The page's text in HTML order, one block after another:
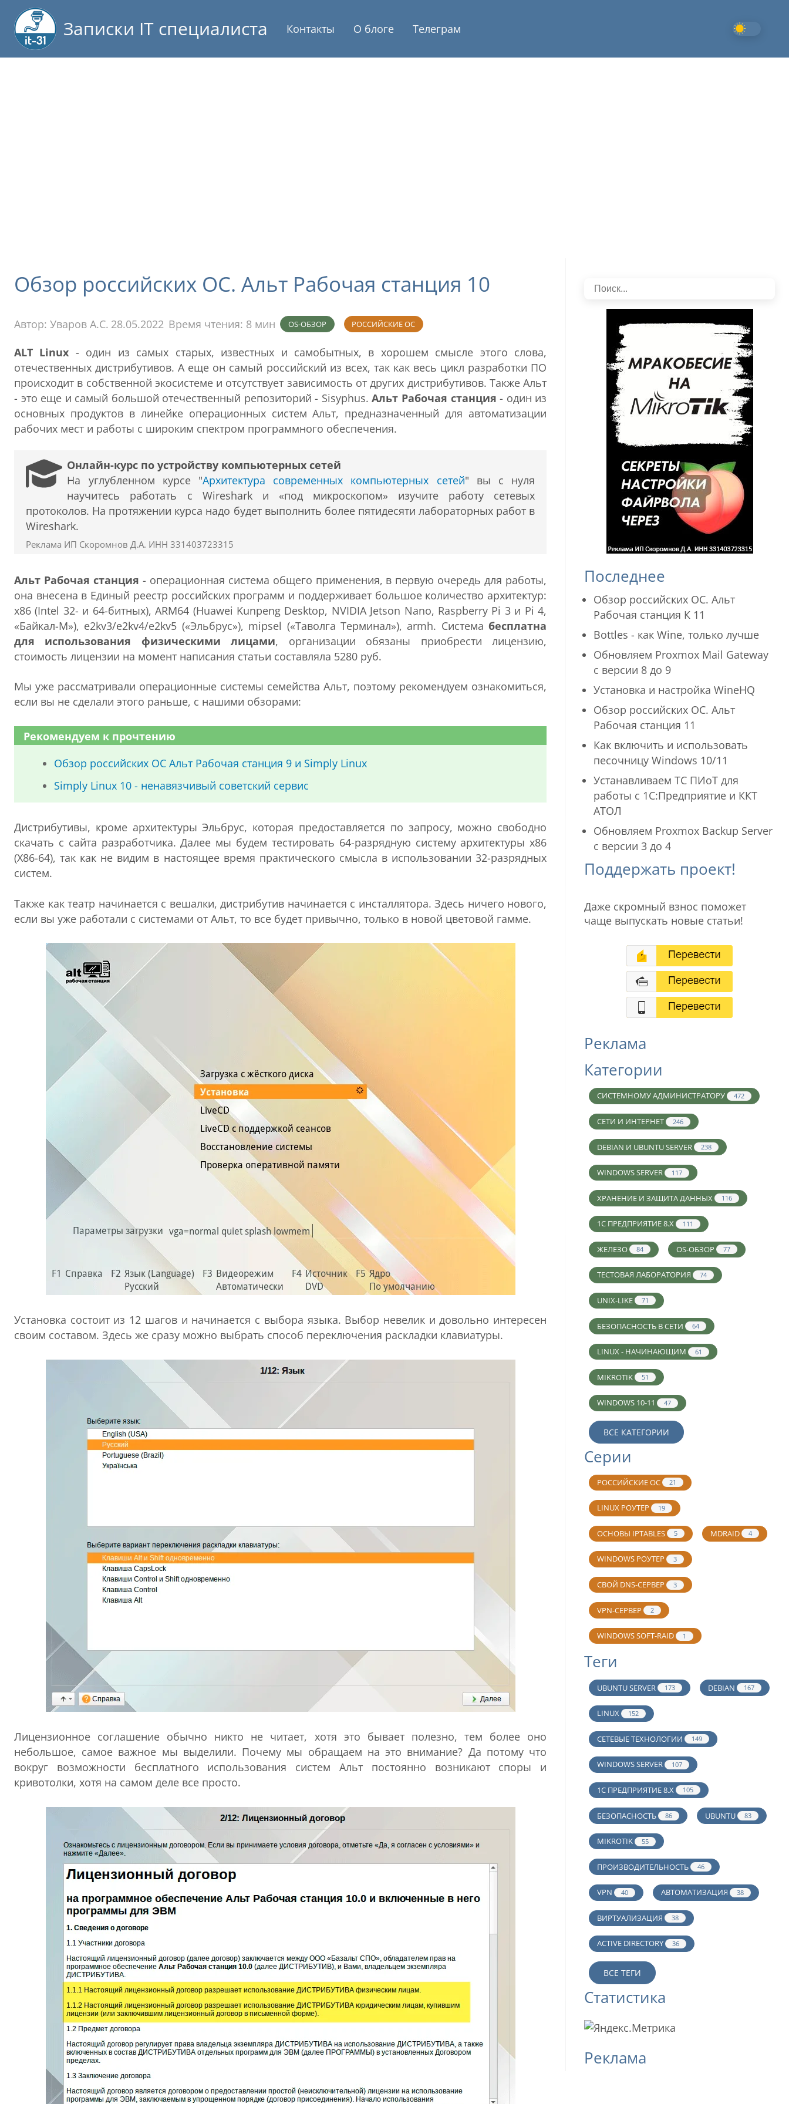
Записки IT специалиста Контакты О блоге Телеграм
Обзор российских ОС. Альт Рабочая станция 10
Автор: Уваров А.С. 28.05.2022 Время чтения: 8 мин OS-ОБЗОР РОССИЙСКИЕ ОС
ALT Linux - один из самых старых, известных и самобытных, в хорошем смысле этого слова,
отечественных дистрибутивов. А еще он самый российский из всех, так как весь цикл разработки ПО
происходит в собственной экосистеме и отсутствует зависимость от других дистрибутивов. Также Альт
- это еще и самый большой отечественный репозиторий - Sisyphus.Альт Рабочая станция - один из
основных продуктов в линейке операционных систем Альт, предназначенный для автоматизации
рабочих мест и работы с широким спектром программного обеспечения.
Онлайн-курс по устройству компьютерных сетей
На углубленном курсе "Архитектура современных компьютерных сетей" вы с нуля
научитесь работать с Wireshark и «под микроскопом» изучите работу сетевых
протоколов. На протяжении курса надо будет выполнить более пятидесяти лабораторных работ в
Wireshark.
Реклама ИП Скоромнов Д.А. ИНН 331403723315
Альт Рабочая станция - операционная система общего применения, в первую очередь для работы,
она внесена в Единый реестр российских программ и поддерживает большое количество архитектур:
x86 (Intel 32- и 64-битных), ARM64 (Huawei Kunpeng Desktop, NVIDIA Jetson Nano, Raspberry Pi 3 и Pi 4,
«Байкал-М»), e2kv3/e2kv4/e2kv5 («Эльбрус»), mipsel («Таволга Терминал»), armh. Системабесплатна
для использования физическими лицами, организации обязаны приобрести лицензию,
стоимость лицензии на момент написания статьи составляла 5280 руб.
Мы уже рассматривали операционные системы семейства Альт, поэтому рекомендуем ознакомиться,
если вы не сделали этого раньше, с нашими обзорами:
Рекомендуем к прочтению
Обзор российских ОС Альт Рабочая станция 9 и Simply Linux
Simply Linux 10 - ненавязчивый советский сервис
Дистрибутивы, кроме архитектуры Эльбрус, которая предоставляется по запросу, можно свободно
скачать с сайта разработчика. Далее мы будем тестировать 64-разрядную систему архитектуры x86
(X86-64), так как не видим в настоящее время практического смысла в использовании 32-разрядных
систем.
Также как театр начинается с вешалки, дистрибутив начинается с инсталлятора. Здесь ничего нового,
если вы уже работали с системами от Альт, то все будет привычно, только в новой цветовой гамме.
Установка состоит из 12 шагов и начинается с выбора языка. Выбор невелик и довольно интересен
своим составом. Здесь же сразу можно выбрать способ переключения раскладки клавиатуры.
Лицензионное соглашение обычно никто не читает, хотя это бывает полезно, тем более оно
небольшое, самое важное мы выделили. Почему мы обращаем на это внимание? Да потому что
вокруг возможности бесплатного использования систем Альт постоянно возникают споры и
кривотолки, хотя на самом деле все просто.
Последнее
Обзор российских ОС. Альт
Рабочая станция К 11
Bottles - как Wine, только лучше
Обновляем Proxmox Mail Gateway
с версии 8 до 9
Установка и настройка WineHQ
Обзор российских ОС. Альт
Рабочая станция 11
Как включить и использовать
песочницу Windows 10/11
Устанавливаем ТС ПИоТ для
работы с 1С:Предприятие и ККТ
АТОЛ
Обновляем Proxmox Backup Server
с версии 3 до 4
Поддержать проект!
Даже скромный взнос поможет
чаще выпускать новые статьи!
Реклама
Категории
СИСТЕМНОМУ АДМИНИСТРАТОРУ 472
СЕТИ И ИНТЕРНЕТ 246
DEBIAN И UBUNTU SERVER 238
WINDOWS SERVER 117
ХРАНЕНИЕ И ЗАЩИТА ДАННЫХ 116
1С ПРЕДПРИЯТИЕ 8.X 111
ЖЕЛЕЗО 84 OS-ОБЗОР 77
ТЕСТОВАЯ ЛАБОРАТОРИЯ 74
UNIX-LIKE 71
БЕЗОПАСНОСТЬ В СЕТИ 64
LINUX - НАЧИНАЮЩИМ 61
MIKROTIK 51
WINDOWS 10-11 47
ВСЕ КАТЕГОРИИ
Серии
РОССИЙСКИЕ ОС 21
LINUX РОУТЕР 19
ОСНОВЫ IPTABLES 5 MDRAID 4
WINDOWS РОУТЕР 3
СВОЙ DNS-СЕРВЕР 3
VPN-СЕРВЕР 2
WINDOWS SOFT-RAID 1
Теги
UBUNTU SERVER 173 DEBIAN 167
LINUX 152
СЕТЕВЫЕ ТЕХНОЛОГИИ 149
WINDOWS SERVER 107
1С ПРЕДПРИЯТИЕ 8.Х 105
БЕЗОПАСНОСТЬ 86 UBUNTU 83
MIKROTIK 55
ПРОИЗВОДИТЕЛЬНОСТЬ 46
VPN 40 АВТОМАТИЗАЦИЯ 38
ВИРТУАЛИЗАЦИЯ 38
ACTIVE DIRECTORY 36
ВСЕ ТЕГИ
Статистика
Реклама